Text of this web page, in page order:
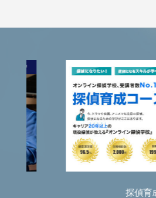
探偵育成コー